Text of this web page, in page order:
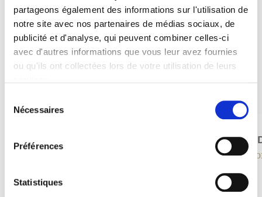
partageons également des informations sur l'utilisation de
notre site avec nos partenaires de médias sociaux, de
publicité et d'analyse, qui peuvent combiner celles-ci
avec d'autres informations que vous leur avez fournies
ou qu'ils ont collectées lors de votre utilisation de leurs
Nécessaires
Préférences
Statistiques
Pyramide Chauffante
Trio